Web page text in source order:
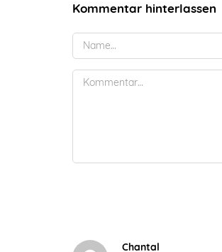
Kommentar hinterlassen
Chantal